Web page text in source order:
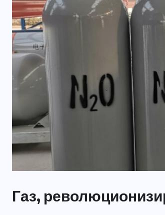
Газ,
БЕЗОПАСНОСТЬ
СВОЙСТВА